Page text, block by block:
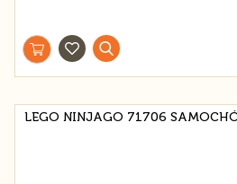
LEGO NINJAGO 71706